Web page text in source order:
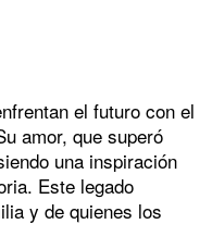
el futuro con el
amor, que superó
una inspiración
Este legado
y de quienes los